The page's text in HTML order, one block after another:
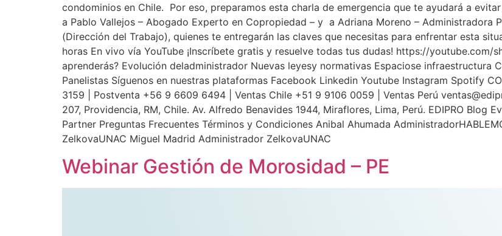
condominios en Chile. Por eso, preparamos esta charla de emergencia que te ayudará a
a Pablo Vallejos – Abogado Experto en Copropiedad – y a Adriana Moreno – Administradora
(Dirección del Trabajo), quienes te entregarán las claves que necesitas para enfrentar esta
horas En vivo vía YouTube ¡Inscríbete gratis y resuelve todas tus dudas! https://youtube.com/
aprenderás? Evolución deladministrador Nuevas leyesy normativas Espaciose infraestructura
Panelistas Síguenos en nuestras plataformas Facebook Linkedin Youtube Instagram Spotify
3159 | Postventa +56 9 6609 6494 | Ventas Chile +51 9 9106 0059 | Ventas Perú
207, Providencia, RM, Chile. Av. Alfredo Benavides 1944, Miraflores, Lima, Perú. EDIPRO Blog
Partner Preguntas Frecuentes Términos y Condiciones Anibal Ahumada
ZelkovaUNAC Miguel Madrid Administrador ZelkovaUNAC
Webinar Gestión de Morosidad – PE